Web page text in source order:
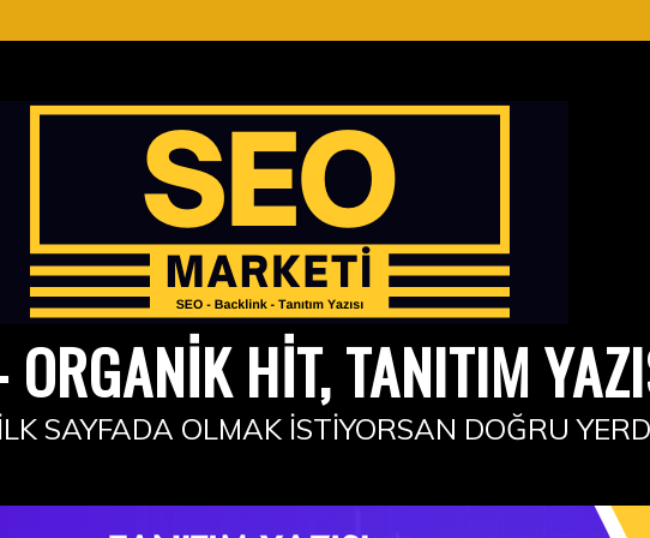
ORGANIK HIT, TANITIM
SAYFADA OLMAK İSTIYORSAN DOĞRU